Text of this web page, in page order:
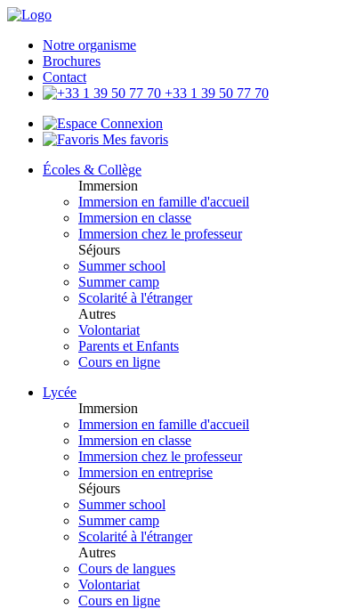
Notre organisme
Brochures
Contact
+33 1 39 50 77 70
Connexion
Mes favoris
Écoles & Collège
Immersion
Immersion en famille d'accueil
Immersion en classe
Immersion chez le professeur
Séjours
Summer school
Summer camp
Scolarité à l'étranger
Autres
Volontariat
Parents et Enfants
Cours en ligne
Lycée
Immersion
Immersion en famille d'accueil
Immersion en classe
Immersion chez le professeur
Immersion en entreprise
Séjours
Summer school
Summer camp
Scolarité à l'étranger
Autres
Cours de langues
Volontariat
Cours en ligne